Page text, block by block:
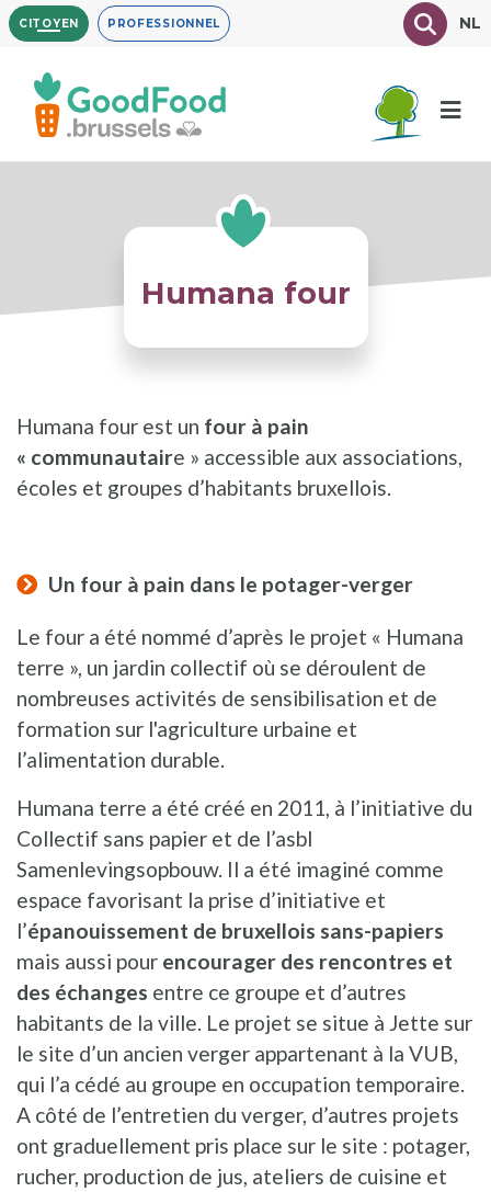
Aller
au
contenu
principal
CITOYEN PROFESSIONNEL TexteNL
Humana four
Humana four est un four à pain
« communautaire » accessible aux associations,
écoles et groupes d’habitants bruxellois.
Un four à pain dans le potager-verger
Le four a été nommé d’après le projet « Humana
terre », un jardin collectif où se déroulent de
nombreuses activités de sensibilisation et de
formation sur l'agriculture urbaine et
l’alimentation durable.
Humana terre a été créé en 2011, à l’initiative du
Collectif sans papier et de l’asbl
Samenlevingsopbouw. Il a été imaginé comme
espace favorisant la prise d’initiative et
l’épanouissement de bruxellois sans-papiers
mais aussi pour encourager des rencontres et
des échanges entre ce groupe et d’autres
habitants de la ville. Le projet se situe à Jette sur
le site d’un ancien verger appartenant à la VUB,
qui l’a cédé au groupe en occupation temporaire.
A côté de l’entretien du verger, d’autres projets
ont graduellement pris place sur le site : potager,
rucher, production de jus, ateliers de cuisine et